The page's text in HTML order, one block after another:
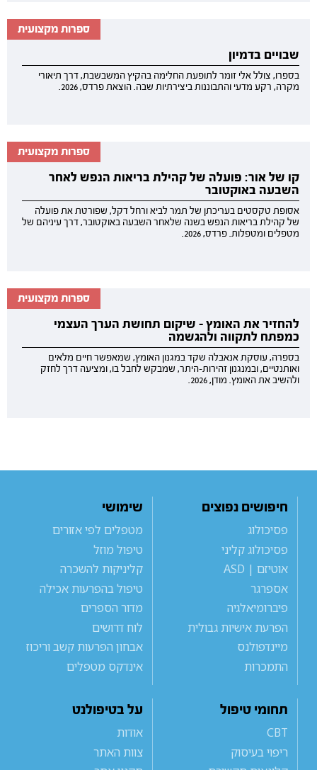
ספרות מקצועית
שבויים בדמיון
בספרו, צולל אלי זומר לתופעת החלימה בהקיץ המשבשבת, דרך תיאורי
מקרה, רקע מדעי והתבוננות ביצירתיות שבה. הוצאת פרדס, 2026.
ספרות מקצועית
קו של אור: פועלה של קהילת בריאות הנפש לאחר
השבעה באוקטובר
אסופת טקסטים בעריכתן של תמר לביא ורחל דקל, שפורטת את פועלה
של קהילת בריאות הנפש בשנה שלאחר השבעה באוקטובר, דרך עיניהם של
מטפלים ומטפלות. פרדס, 2026.
ספרות מקצועית
להחזיר את האומץ - שיקום תחושת הערך העצמי
כמפתח לתקווה ולהגשמה
בספרה, עוסקת אנאבלה שקד במגנון האומץ, שמאפשר חיים מלאים
ואותנטיים, ובמנגנון זהירות-היתר, שמבקש לחבל בו, ומציעה דרך לחזק
ולהשיב את האומץ. מודן, 2026.
חיפושים נפוצים
פסיכולוג
פסיכולוג קליני
אוטיזם | ASD
אספרגר
פיברומיאלגיה
הפרעת אישיות גבולית
מיינדפולנס
התמכרות
שימושי
מטפלים לפי אזורים
טיפול מוזל
קליניקות להשכרה
טיפול בהפרעות אכילה
מדור הספרים
לוח דרושים
אבחון הפרעות קשב וריכוז
אינדקס מטפלים
תחומי טיפול
CBT
ריפוי בעיסוק
על בטיפולנט
אודות
צוות האתר